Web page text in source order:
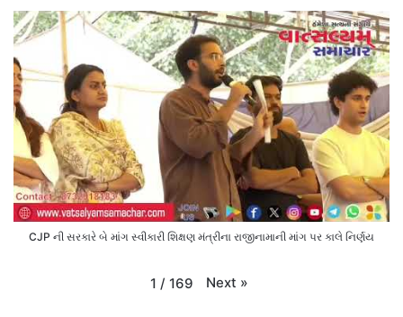
CJP ની સરકારે બે માંગ સ્વીકારી શિક્ષણ મંત્રીના રાજીનામાની માંગ પર કાલે નિર્ણય
1 / 169 Next »